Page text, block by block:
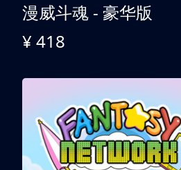
漫威斗魂 - 豪华版
¥ 418